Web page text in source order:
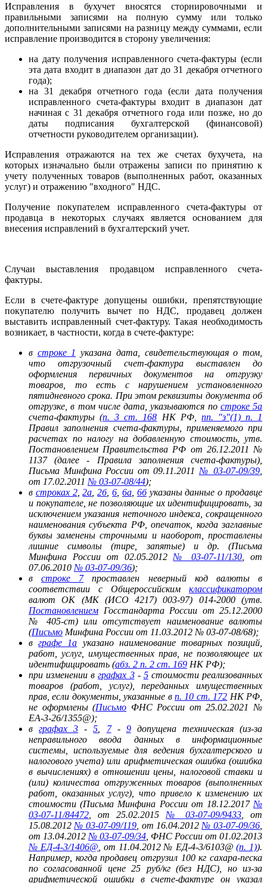
Исправления в бухучет вносятся сторнировочными и
правильными записями на полную сумму или только
дополнительными записями на разницу между суммами, если
исправление производится в сторону увеличения:
на дату получения исправленного счета-фактуры (если
эта дата входит в диапазон дат до 31 декабря отчетного
года);
на 31 декабря отчетного года (если дата получения
исправленного счета-фактуры входит в диапазон дат
начиная с 31 декабря отчетного года или позже, но до
даты подписания бухгалтерской (финансовой)
отчетности руководителем организации).
Исправления отражаются на тех же счетах бухучета, на
которых изначально были отражены записи по принятию к
учету полученных товаров (выполненных работ, оказанных
услуг) и отражению "входного" НДС.
Получение покупателем исправленного счета-фактуры от
продавца в некоторых случаях является основанием для
внесения исправлений в бухгалтерский учет.
Случаи выставления продавцом исправленного счета-
фактуры.
Если в счете-фактуре допущены ошибки, препятствующие
покупателю получить вычет по НДС, продавец должен
выставить исправленный счет-фактуру. Такая необходимость
возникает, в частности, когда в счете-фактуре:
в строке 1 указана дата, свидетельствующая о том,
что отгрузочный счет-фактура выставлен до
оформления первичных документов на отгрузку
товаров, то есть с нарушением установленного
пятидневного срока. При этом реквизиты документа об
отгрузке, в том числе дата, указываются по строке 5а
счета-фактуры (п. 3 ст. 168 НК РФ, пп. "з"(1) п. 1
Правил заполнения счета-фактуры, применяемого при
расчетах по налогу на добавленную стоимость, утв.
Постановлением Правительства РФ от 26.12.2011 №
1137 (далее - Правила заполнения счета-фактуры),
Письма Минфина России от 09.11.2011 № 03-07-09/39
от 17.02.2011 № 03-07-08/44);
в строках 2,2а ,2б,6 6а, 6буказаны данные о продавце
и покупателе, не позволяющие их идентифицировать, за
исключением указания неточного индекса, сокращенного
наименования субъекта РФ, опечаток, когда заглавные
буквы заменены строчными и наоборот, проставлены
лишние символы (тире, запятые) и др. (Письма
Минфина России от 02.05.2012 № 03-07-11/130 , от
07.06.2010 № 03-07-09/36);
встроке 7проставлен неверный код валюты в
соответствии с Общероссийским классификатором
валют ОК (МК (ИСО 4217) 003-97) 014-2000 (утв.
Постановлением Госстандарта России от 25.12.2000
№ 405-ст) или отсутствует наименование валюты
(Письмо Минфина России от 11.03.2012 № 03-07-08/68);
вграфе 1а указано наименование товарных позиций,
работ, услуг, имущественных прав, не позволяющее их
идентифицировать (абз. 2 п. 2 ст. 169 НК РФ);
при изменении вграфах 3- 5стоимости реализованных
товаров (работ, услуг), переданных имущественных
прав, если документы, указанные в п. 10 ст. 172 НК РФ,
не оформлены (Письмо ФНС России от 25.02.2021 №
ЕА-3-26/1355@);
вграфах 3 -5 7- 9допущена техническая (из-за
неправильного ввода данных в информационные
системы, используемые для ведения бухгалтерского и
налогового учета) или арифметическая ошибка (ошибка
в вычислениях) в отношении цены, налоговой ставки и
(или) количества отгруженных товаров (выполненных
работ, оказанных услуг), что привело к изменению их
стоимости (Письма Минфина России от 18.12.2017 №
03-07-11/84472 , от 25.02.2015 № 03-07-09/9433 , от
15.08.2012 № 03-07-09/119 , от 16.04.2012 № 03-07-09/36
от 13.04.2012 № 03-07-09/34 , ФНС России от 01.02.2013
№ ЕД-4-3/1406@ , от 11.04.2012 № ЕД-4-3/6103@(п. 1)).
Например, когда продавец отгрузил 100 кг сахара-песка
по согласованной цене 25 руб/кг (без НДС), но из-за
арифметической ошибки в счете-фактуре он указал